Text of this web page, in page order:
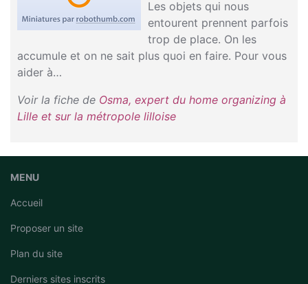
Les objets qui nous
entourent prennent parfois
trop de place. On les
accumule et on ne sait plus quoi en faire. Pour vous
aider à…
Voir la fiche de Osma, expert du home organizing à
Lille et sur la métropole lilloise
MENU
Accueil
Proposer un site
Plan du site
Derniers sites inscrits